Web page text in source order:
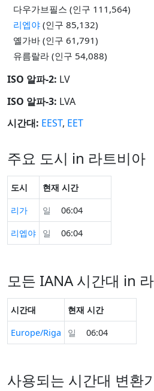
다우가브필스 (인구 111,564)
리엡야 (인구 85,132)
옐가바 (인구 61,791)
유름랄라 (인구 54,088)
ISO 알파-2: LV
ISO 알파-3: LVA
시간대: EEST, EET
주요 도시 in 라트비아
도시
현재 시간
리가
일
06:04
리엡야
일 06:04
모든 IANA 시간대 in
시간대
현재 시간
Europe/Riga
일 06:04
사용되는 시간대 변환